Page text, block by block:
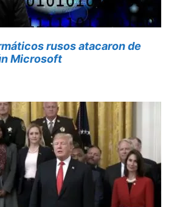
rusos atacaron de
Microsoft